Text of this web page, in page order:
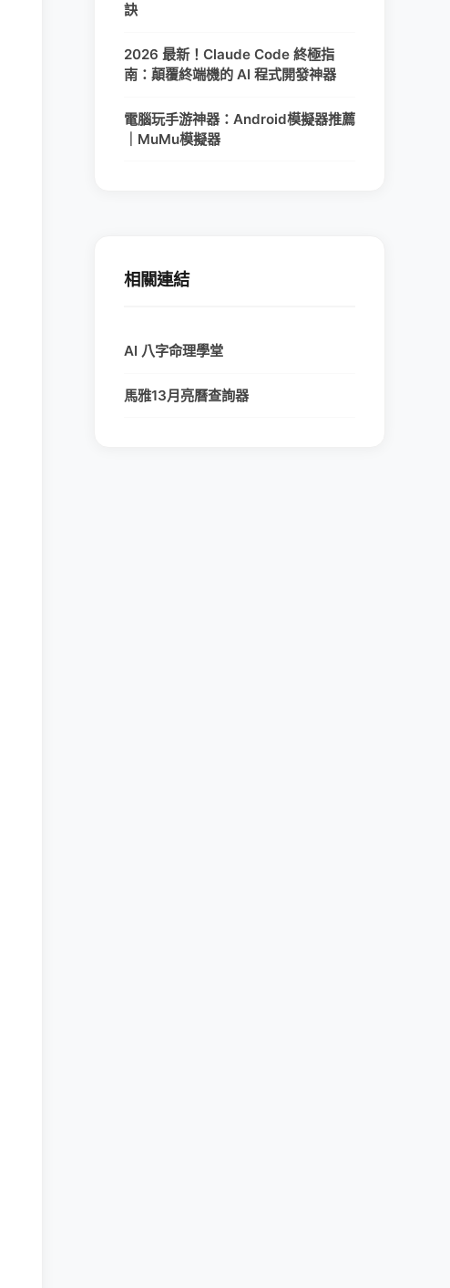
訣
2026 最新！Claude Code 終極指
南：顛覆終端機的 AI 程式開發神器
電腦玩手游神器：Android模擬器推薦
｜MuMu模擬器
相關連結
AI 八字命理學堂
馬雅13月亮曆查詢器